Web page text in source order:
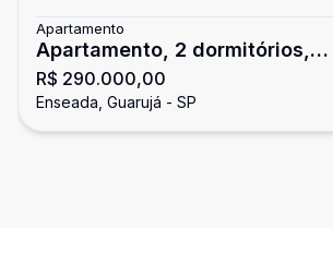
Apartamento
Apartamento, 2 dormitórios,
Enseada, Guarujá
R$ 290.000,00
Enseada, Guarujá - SP